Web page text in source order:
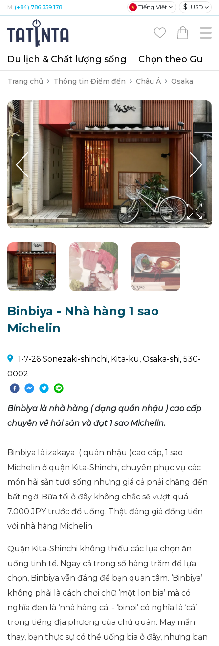
M: (+84) 786 359 178 Tiếng Việt $ USD
Du lịch & Chất lượng sống Chọn theo Gu
Trang chủ Thông tin Điểm đến Châu Á Osaka
Binbiya - Nhà hàng 1 sao
Michelin
1-7-26 Sonezaki-shinchi, Kita-ku, Osaka-shi, 530-
0002
Binbiya là nhà hàng ( dạng quán nhậu ) cao cấp
chuyên về hải sản và đạt 1 sao Michelin.
Binbiya là izakaya ( quán nhậu )cao cấp, 1 sao
Michelin ở quận Kita-Shinchi, chuyên phục vụ các
món hải sản tươi sống nhưng giá cả phải chăng đến
bất ngờ. Bữa tối ở đây không chắc sẽ vượt quá
7.000 JPY trước đồ uống. Thật đáng giá đồng tiền
với nhà hàng Michelin
Quận Kita-Shinchi không thiếu các lựa chọn ăn
uống tinh tế. Ngay cả trong số hàng trăm để lựa
chọn, Binbiya vẫn đáng để bạn quan tâm. ‘Binbiya’
không phải là cách chơi chữ ‘một lon bia’ mà có
nghĩa đen là ‘nhà hàng cá’ - ‘binbi’ có nghĩa là ‘cá’
trong tiếng địa phương của chủ quán. May mắn
thay, bạn thực sự có thể uống bia ở đây, nhưng bạn